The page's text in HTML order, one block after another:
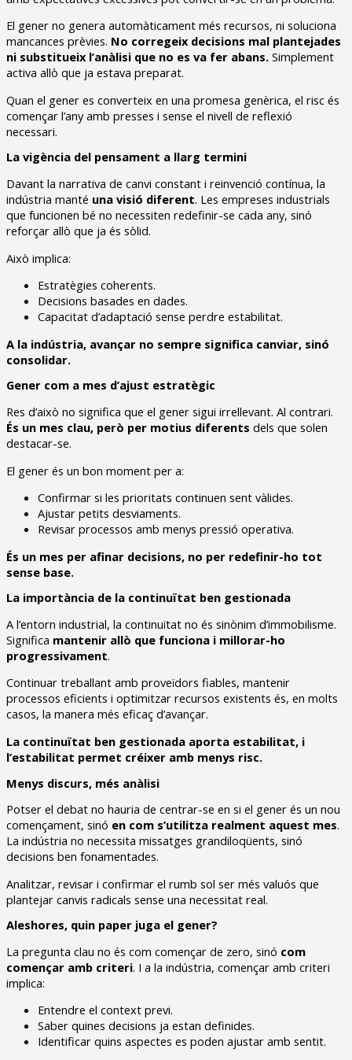
El gener no genera automàticament més recursos, ni soluciona
mancances prèvies. No corregeix decisions mal plantejades
ni substitueix l’anàlisi que no es va fer abans. Simplement
activa allò que ja estava preparat.
Quan el gener es converteix en una promesa genèrica, el risc és
començar l’any amb presses i sense el nivell de reflexió
necessari.
La vigència del pensament a llarg termini
Davant la narrativa de canvi constant i reinvenció contínua, la
indústria manté una visió diferent. Les empreses industrials
que funcionen bé no necessiten redefinir-se cada any, sinó
reforçar allò que ja és sòlid.
Això implica:
Estratègies coherents.
Decisions basades en dades.
Capacitat d’adaptació sense perdre estabilitat.
A la indústria, avançar no sempre significa canviar, sinó
consolidar.
Gener com a mes d’ajust estratègic
Res d’això no significa que el gener sigui irrellevant. Al contrari.
És un mes clau, però per motius diferents dels que solen
destacar-se.
El gener és un bon moment per a:
Confirmar si les prioritats continuen sent vàlides.
Ajustar petits desviaments.
Revisar processos amb menys pressió operativa.
És un mes per afinar decisions, no per redefinir-ho tot
sense base.
La importància de la continuïtat ben gestionada
A l’entorn industrial, la continuïtat no és sinònim d’immobilisme.
Significa mantenir allò que funciona i millorar-ho
progressivament.
Continuar treballant amb proveïdors fiables, mantenir
processos eficients i optimitzar recursos existents és, en molts
casos, la manera més eficaç d’avançar.
La continuïtat ben gestionada aporta estabilitat, i
l’estabilitat permet créixer amb menys risc.
Menys discurs, més anàlisi
Potser el debat no hauria de centrar-se en si el gener és un nou
començament, sinó en com s’utilitza realment aquest mes.
La indústria no necessita missatges grandiloqüents, sinó
decisions ben fonamentades.
Analitzar, revisar i confirmar el rumb sol ser més valuós que
plantejar canvis radicals sense una necessitat real.
Aleshores, quin paper juga el gener?
La pregunta clau no és com començar de zero, sinó com
començar amb criteri. I a la indústria, començar amb criteri
implica:
Entendre el context previ.
Saber quines decisions ja estan definides.
Identificar quins aspectes es poden ajustar amb sentit.